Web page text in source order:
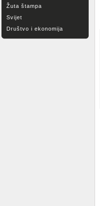
Žuta štampa
Svijet
Društvo i ekonomija